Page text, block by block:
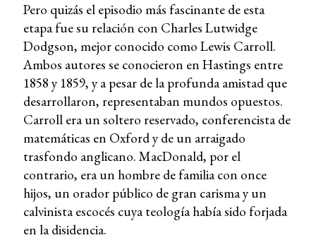
Pero quizás el episodio más fascinante de esta
etapa fue su relación con Charles Lutwidge
Dodgson, mejor conocido como Lewis Carroll.
Ambos autores se conocieron en Hastings entre
1858 y 1859, y a pesar de la profunda amistad que
desarrollaron, representaban mundos opuestos.
Carroll era un soltero reservado, conferencista de
matemáticas en Oxford y de un arraigado
trasfondo anglicano. MacDonald, por el
contrario, era un hombre de familia con once
hijos, un orador público de gran carisma y un
calvinista escocés cuya teología había sido forjada
en la disidencia.